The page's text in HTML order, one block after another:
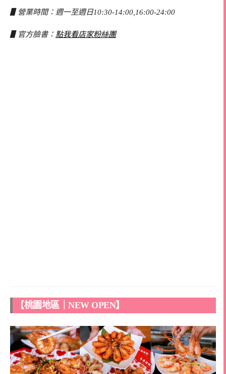
▋營業時間：週一至週日10:30-14:00,16:00-24:00
▋官方臉書： 點我看店家粉絲團
【桃園地區｜NEW OPEN】